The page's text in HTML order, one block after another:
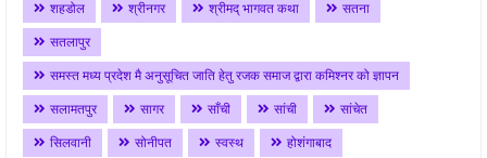
शहडोल
श्रीनगर श्रीमद् भागवत कथा
सतना
सतलापुर
समस्त मध्य प्रदेश मै अनुसूचित जाति हेतु रजक समाज द्वारा कमिश्नर को ज्ञापन
सलामतपुर
सागर साँची सांची
सांचेत
सिलवानी
सोनीपत स्वस्थ होशंगाबाद